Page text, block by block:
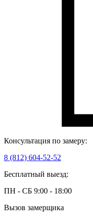
Консультация по замеру:
8 (812) 604-52-52
Бесплатный выезд:
ПН - СБ 9:00 - 18:00
Вызов замерщика